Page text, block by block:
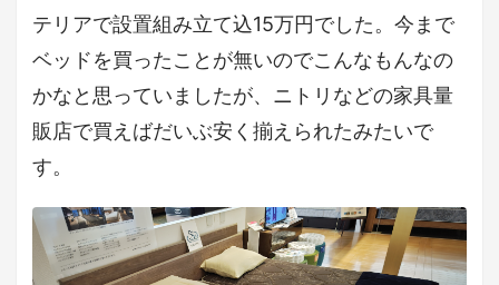
テリアで設置組み立て込15万円でした。今まで
ベッドを買ったことが無いのでこんなもんなの
かなと思っていましたが、ニトリなどの家具量
販店で買えばだいぶ安く揃えられたみたいで
す。